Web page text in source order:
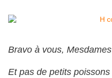
Bravo à vous,
Et pas de petits